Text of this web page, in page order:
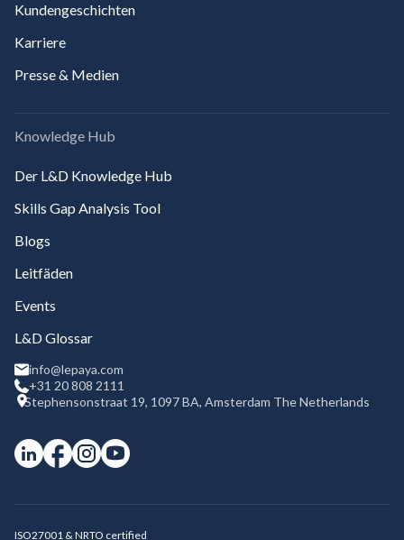
Kundengeschichten
Karriere
Presse & Medien
Knowledge Hub
Der L&D Knowledge Hub
Skills Gap Analysis Tool
Blogs
Leitfäden
Events
L&D Glossar
info@lepaya.com
+31 20 808 2111
Stephensonstraat 19, 1097 BA, Amsterdam The Netherlands
ISO27001 & NRTO certified